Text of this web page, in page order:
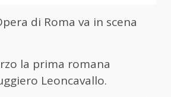
di Roma va in scena
la prima romana
Leoncavallo.